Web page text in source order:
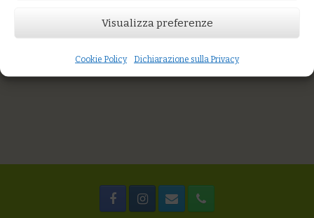
Visualizza preferenze
Cookie Policy Dichiarazione sulla Privacy
You might also like
Spaghetti di grani antichi con cime di rapa e cozze